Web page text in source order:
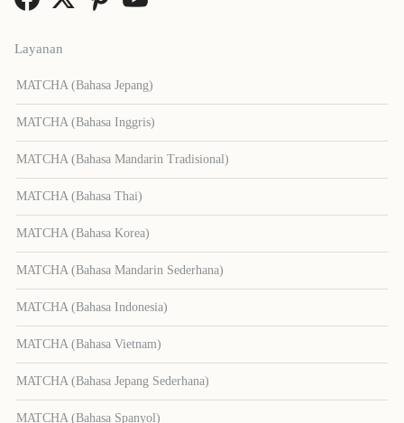
Layanan
MATCHA (Bahasa Jepang)
MATCHA (Bahasa Inggris)
MATCHA (Bahasa Mandarin Tradisional)
MATCHA (Bahasa Thai)
MATCHA (Bahasa Korea)
MATCHA (Bahasa Mandarin Sederhana)
MATCHA (Bahasa Indonesia)
MATCHA (Bahasa Vietnam)
MATCHA (Bahasa Jepang Sederhana)
MATCHA (Bahasa Spanyol)